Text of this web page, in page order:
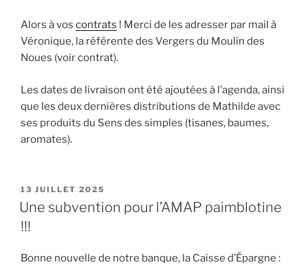
Alors à vos contrats ! Merci de les adresser par mail à
Véronique, la référente des Vergers du Moulin des
Noues (voir contrat).
Les dates de livraison ont été ajoutées à l’agenda, ainsi
que les deux dernières distributions de Mathilde avec
ses produits du Sens des simples (tisanes, baumes,
aromates).
PUBLIÉ
LE
13 JUILLET 2025
Une subvention pour l’AMAP paimblotine
!!!
Bonne nouvelle de notre banque, la Caisse d’Épargne :